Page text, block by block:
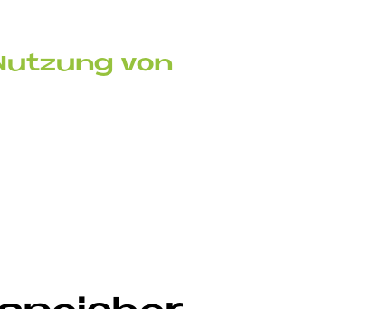
von